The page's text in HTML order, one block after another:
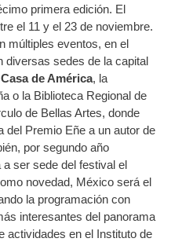
primera edición. El
el 11 y el 23 de noviembre.
múltiples eventos, en el
diversas sedes de la capital
Casa de América, la
o la Biblioteca Regional de
de Bellas Artes, donde
del Premio Eñe a un autor de
por segundo año
ser sede del festival el
novedad, México será el
la programación con
interesantes del panorama
actividades en el Instituto de